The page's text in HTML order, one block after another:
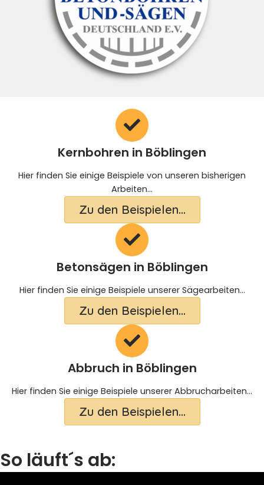
Kernbohren in Böblingen
Hier finden Sie einige Beispiele von unseren bisherigen
Arbeiten...
Zu den Beispielen...
Betonsägen in Böblingen
Hier finden Sie einige Beispiele unserer Sägearbeiten...
Zu den Beispielen...
Abbruch in Böblingen
Hier finden Sie einige Beispiele unserer Abbrucharbeiten...
Zu den Beispielen...
So läuft´s ab: